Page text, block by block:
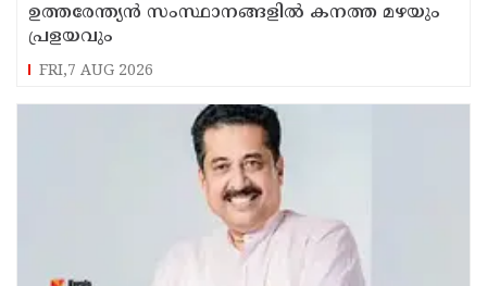
ഉത്തരേന്ത്യൻ സംസ്ഥാനങ്ങളിൽ കനത്ത മഴയും
പ്രളയവും
FRI,7 AUG 2026